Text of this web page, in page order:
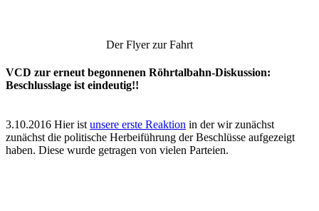
Der Flyer zur Fahrt
VCD zur erneut begonnenen Röhrtalbahn-Diskussion:
Beschlusslage ist eindeutig!!
3.10.2016 Hier ist unsere erste Reaktion in der wir zunächst
zunächst die politische Herbeiführung der Beschlüsse aufgezeigt
haben. Diese wurde getragen von vielen Parteien.